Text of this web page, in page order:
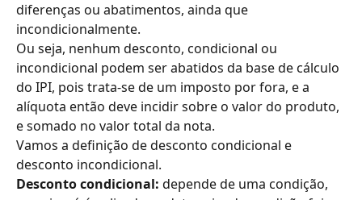
diferenças ou abatimentos, ainda que
incondicionalmente.
Ou seja, nenhum desconto, condicional ou
incondicional podem ser abatidos da base de cálculo
do IPI, pois trata-se de um imposto por fora, e a
alíquota então deve incidir sobre o valor do produto,
e somado no valor total da nota.
Vamos a definição de desconto condicional e
desconto incondicional.
Desconto condicional: depende de uma condição,